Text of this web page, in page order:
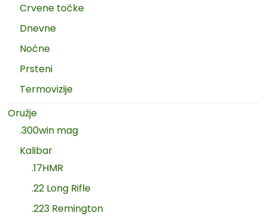
Crvene točke
Dnevne
Noćne
Prsteni
Termovizije
Oružje
.300win mag
Kalibar
.17HMR
.22 Long Rifle
.223 Remington